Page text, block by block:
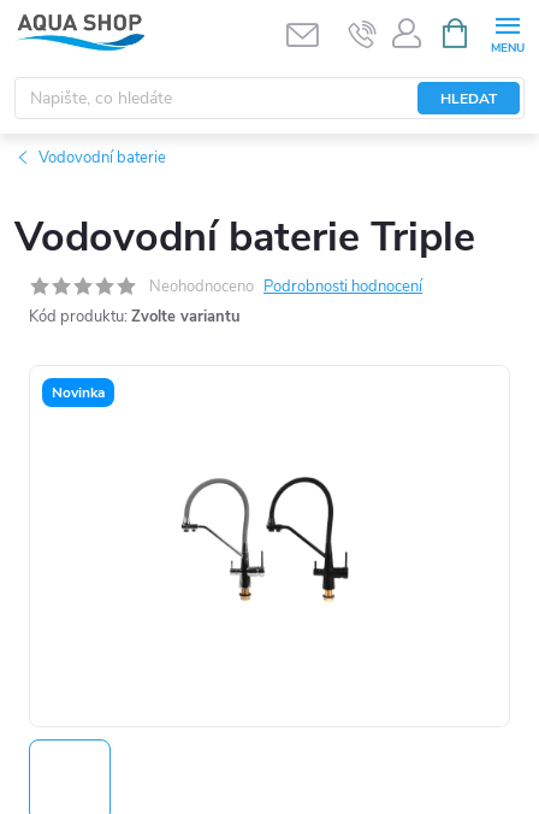
Přejít
na
obsah
HLEDAT
NÁKUPNÍ
KOŠÍK
Vodovodní baterie
Vodovodní baterie Triple
Neohodnoceno Podrobnosti hodnocení
Kód produktu: Zvolte variantu
Novinka